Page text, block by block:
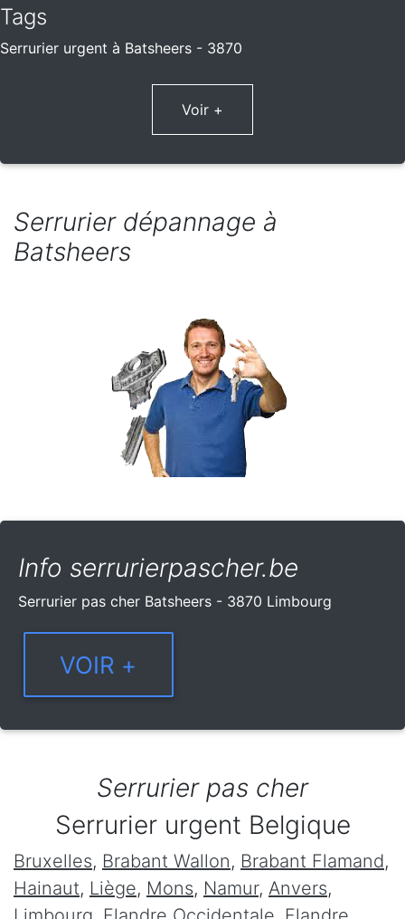
Tags
Serrurier urgent à Batsheers - 3870
Voir +
Serrurier dépannage à
Batsheers
Info serrurierpascher.be
Serrurier pas cher Batsheers - 3870 Limbourg
Serrurier pas cher
Serrurier urgent Belgique
Bruxelles, Brabant Wallon, Brabant Flamand,
Hainaut, Liège, Mons, Namur, Anvers,